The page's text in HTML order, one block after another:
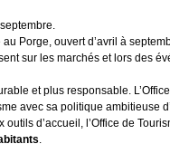
Porge, ouvert d’avril à
sur les marchés et lors des
et plus responsable.
avec sa politique ambitieuse d’
d’accueil, l’Office de
.